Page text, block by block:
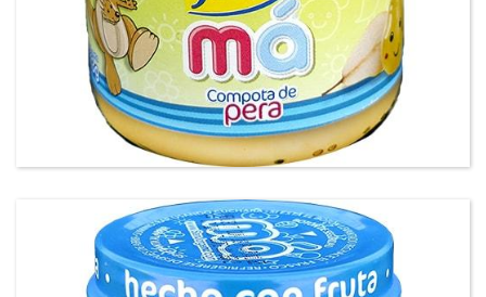
Compota Pera San Jorge® má®